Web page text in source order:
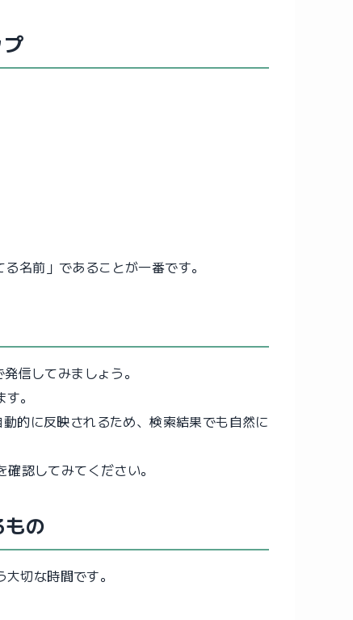
名前」であることが一番です。
信してみましょう。
。
的に反映されるため、検索結果でも自然に
認してみてください。
の
切な時間です。